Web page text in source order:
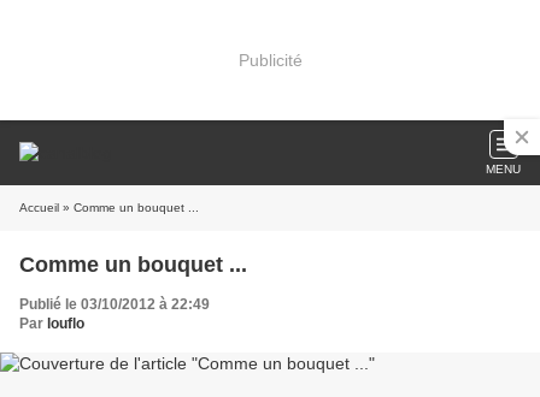
Publicité
MENU
Accueil » Comme un bouquet ...
Comme un bouquet ...
Publié le 03/10/2012 à 22:49
Par louflo